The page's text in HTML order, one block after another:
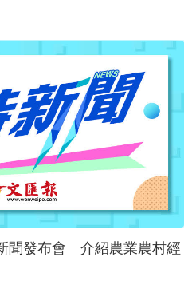
聞發布會 介紹農業農村經